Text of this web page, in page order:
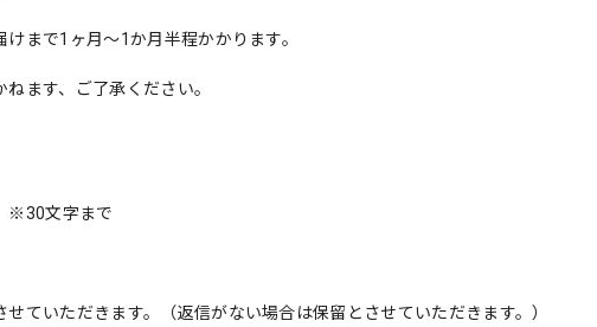
まで1ヶ月～1か月半程かかります。
ます、ご了承ください。
※30文字まで
ていただきます。（返信がない場合は保留とさせていただきます。）